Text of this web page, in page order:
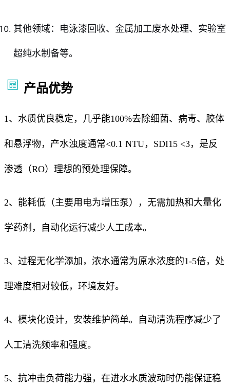
其他领域：电泳漆回收、金属加工废水处理、实验室
超纯水制备等。
产品优势
1、水质优良稳定，几乎能100%去除细菌、病毒、胶体
和悬浮物，产水浊度通常<0.1 NTU，SDI15 <3，是反
渗透（RO）理想的预处理保障。
2、能耗低（主要用电为增压泵），无需加热和大量化
学药剂，自动化运行减少人工成本。
3、过程无化学添加，浓水通常为原水浓度的1-5倍，处
理难度相对较低，环境友好。
4、模块化设计，安装维护简单。自动清洗程序减少了
人工清洗频率和强度。
5、抗冲击负荷能力强，在进水水质波动时仍能保证稳